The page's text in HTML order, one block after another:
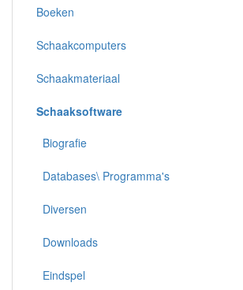
Boeken
Schaakcomputers
Schaakmateriaal
Schaaksoftware
Biografie
Databases\ Programma's
Diversen
Downloads
Eindspel